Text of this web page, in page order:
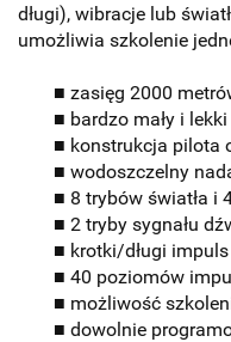
długi), wibracje lub
umożliwia szkolenie
■ zasięg 2000
■ bardzo mały i
■ konstrukcja pilota
■ wodoszczelny
■ 8 trybów światła i
■ 2 tryby sygnału
■ krotki/długi
■ 40 poziomów
■ możliwość
■ dowolnie